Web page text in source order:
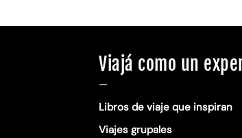
Viajá como un
—
Libros de viaje que inspiran
Viajes grupales